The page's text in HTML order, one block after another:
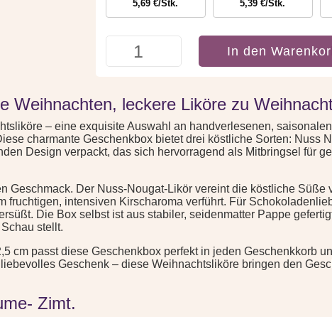
5,69€/Stk. 5,39€/Stk.
3er
Weihnachtsliköre:
Menge
In den
Weihnachten, leckere Liköre zu
– eine exquisite Auswahl an handverlesenen,
charmante Geschenkbox bietet drei köstliche Sorten: Nuss
Design verpackt, das sich hervorragend als Mitbringsel für
Geschmack. Der Nuss-Nougat-Likör vereint die köstliche Süße
fruchtigen, intensiven Kirscharoma verführt. Für
Die Box selbst ist aus stabiler, seidenmatter Pappe
stellt.
cm passt diese Geschenkbox perfekt in jeden Geschenkkorb
Geschenk – diese Weihnachtsliköre bringen den
Zimt.